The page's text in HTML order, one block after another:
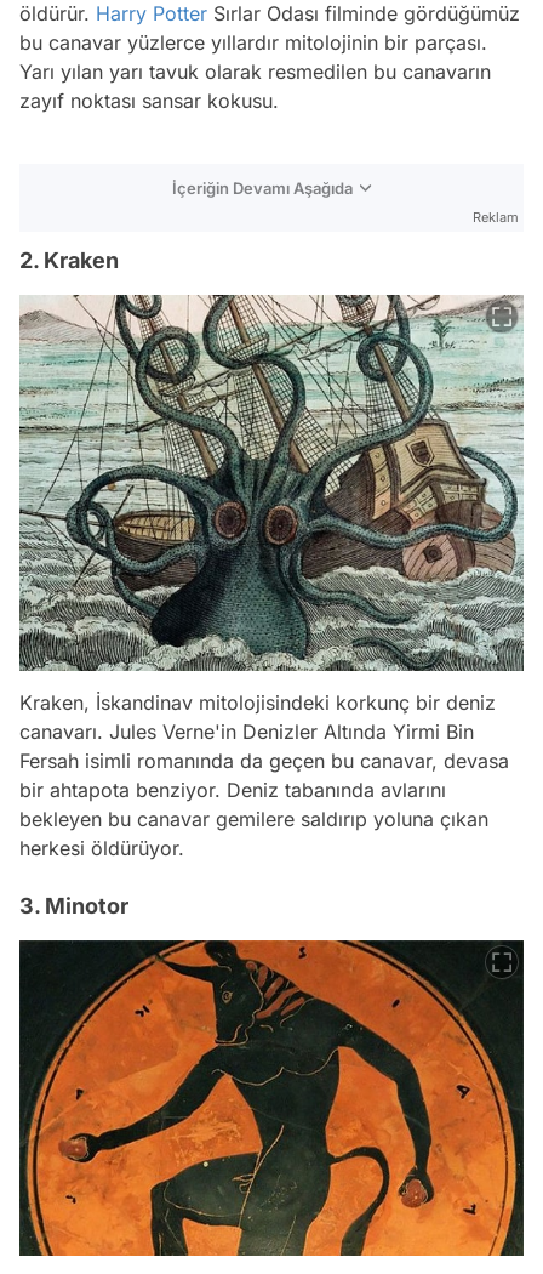
öldürür. Harry Potter Sırlar Odası filminde gördüğümüz
bu canavar yüzlerce yıllardır mitolojinin bir parçası.
Yarı yılan yarı tavuk olarak resmedilen bu canavarın
zayıf noktası sansar kokusu.
İçeriğin Devamı Aşağıda
Reklam
2. Kraken
Kraken, İskandinav mitolojisindeki korkunç bir deniz
canavarı. Jules Verne'in Denizler Altında Yirmi Bin
Fersah isimli romanında da geçen bu canavar, devasa
bir ahtapota benziyor. Deniz tabanında avlarını
bekleyen bu canavar gemilere saldırıp yoluna çıkan
herkesi öldürüyor.
3. Minotor